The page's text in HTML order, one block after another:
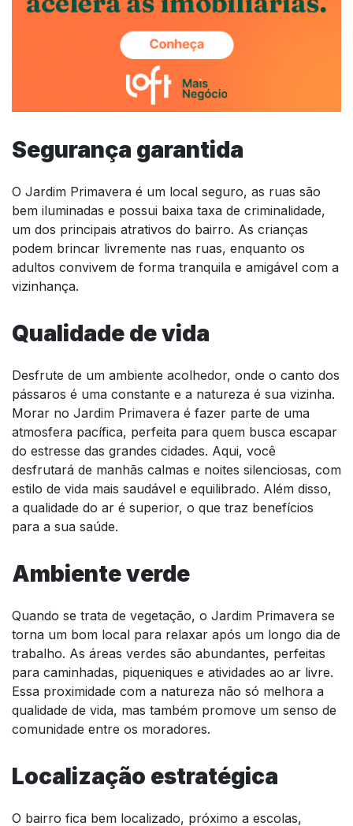
Segurança garantida
O Jardim Primavera é um local seguro, as ruas são
bem iluminadas e possui baixa taxa de criminalidade,
um dos principais atrativos do bairro. As crianças
podem brincar livremente nas ruas, enquanto os
adultos convivem de forma tranquila e amigável com a
vizinhança.
Qualidade de vida
Desfrute de um ambiente acolhedor, onde o canto dos
pássaros é uma constante e a natureza é sua vizinha.
Morar no Jardim Primavera é fazer parte de uma
atmosfera pacífica, perfeita para quem busca escapar
do estresse das grandes cidades. Aqui, você
desfrutará de manhãs calmas e noites silenciosas, com
estilo de vida mais saudável e equilibrado. Além disso,
a qualidade do ar é superior, o que traz benefícios
para a sua saúde.
Ambiente verde
Quando se trata de vegetação, o Jardim Primavera se
torna um bom local para relaxar após um longo dia de
trabalho. As áreas verdes são abundantes, perfeitas
para caminhadas, piqueniques e atividades ao ar livre.
Essa proximidade com a natureza não só melhora a
qualidade de vida, mas também promove um senso de
comunidade entre os moradores.
Localização estratégica
O bairro fica bem localizado, próximo a escolas,